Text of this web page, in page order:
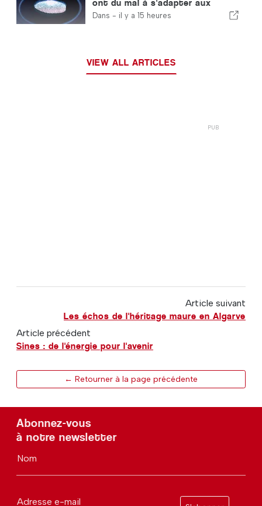
ont du mal à s'adapter aux
nouveaux contrôles
Dans - il y a 15 heures
VIEW ALL ARTICLES
Article suivant
Les échos de l'héritage maure en Algarve
Article précédent
Sines : de l'énergie pour l'avenir
← Retourner à la page précédente
Abonnez-vous
à notre newsletter
Nom
Adresse e-mail